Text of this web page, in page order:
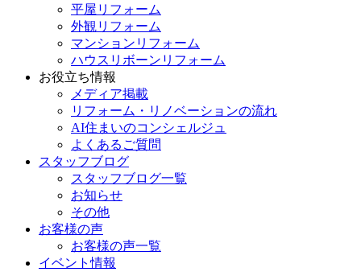
平屋リフォーム
外観リフォーム
マンションリフォーム
ハウスリボーンリフォーム
お役立ち情報
メディア掲載
リフォーム・リノベーションの流れ
AI住まいのコンシェルジュ
よくあるご質問
スタッフブログ
スタッフブログ一覧
お知らせ
その他
お客様の声
お客様の声一覧
イベント情報